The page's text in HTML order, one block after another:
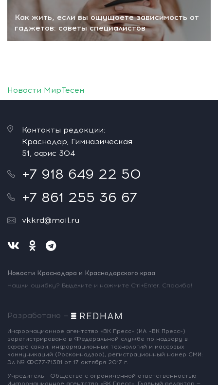
Как жить, если вы ощущаете зависимость от
гаджетов: советы специалистов
Новости МирТесен
Контакты редакции:
Краснодар, Гимназическая
51, офис 304
+7 918 649 22 50
+7 861 255 36 67
vkkrd@mail.ru
Новости Краснодара и Краснодарского края
Нашли ошибку? Выделите и нажмите Ctrl+Enter. Спасибо!
Разработано —
Информационное агентство «ВК Пресс» (ИА «ВК Пресс»)
зарегистрировано в Федеральной службе по надзору в
сфере связи, информационных технологий и массовых
коммуникаций (Роскомнадзор), регистрационный номер СМИ:
Эл № ФС77-71381 от 17 октября 2017 г.
Учредитель - Общество с ограниченной ответственностью
Информационное агентство «ВК Пресс». Главный редактор —